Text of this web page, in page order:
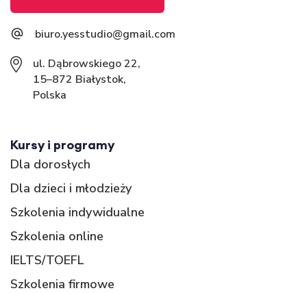
biuro.yesstudio@gmail.com
ul. Dąbrowskiego 22,
15–872 Białystok,
Polska
Kursy i programy
Dla dorosłych
Dla dzieci i młodzieży
Szkolenia indywidualne
Szkolenia online
IELTS/TOEFL
Szkolenia firmowe